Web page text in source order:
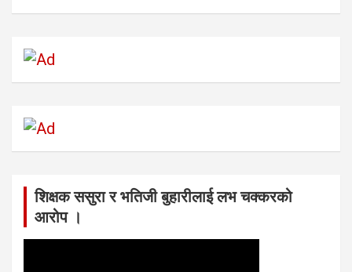
शिक्षक ससुरा र भतिजी बुहारीलाई लभ चक्करको
आरोप ।